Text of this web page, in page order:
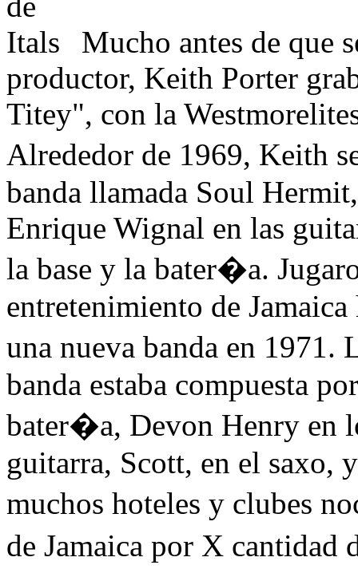
Mucho antes de que
productor, Keith Porter
Titey", con la
Alrededor de 1969, Keith
banda llamada Soul
Enrique Wignal en las
la base y la bater�a.
entretenimiento de
una nueva banda en
banda estaba compuesta
bater�a, Devon Henry en
guitarra, Scott, en el saxo,
muchos hoteles y clubes
de Jamaica por X